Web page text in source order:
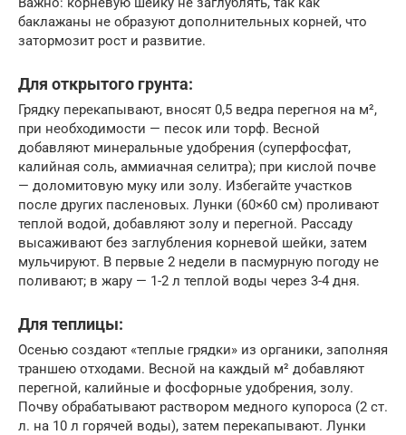
баклажаны не образуют дополнительных корней, что
затормозит рост и развитие.
Для открытого грунта:
Грядку перекапывают, вносят 0,5 ведра перегноя на м²,
при необходимости — песок или торф. Весной
добавляют минеральные удобрения (суперфосфат,
калийная соль, аммиачная селитра); при кислой почве
— доломитовую муку или золу. Избегайте участков
после других пасленовых. Лунки (60×60 см) проливают
теплой водой, добавляют золу и перегной. Рассаду
высаживают без заглубления корневой шейки, затем
мульчируют. В первые 2 недели в пасмурную погоду не
поливают; в жару — 1-2 л теплой воды через 3-4 дня.
Для теплицы:
Осенью создают «теплые грядки» из органики, заполняя
траншею отходами. Весной на каждый м² добавляют
перегной, калийные и фосфорные удобрения, золу.
Почву обрабатывают раствором медного купороса (2 ст.
л. на 10 л горячей воды), затем перекапывают. Лунки